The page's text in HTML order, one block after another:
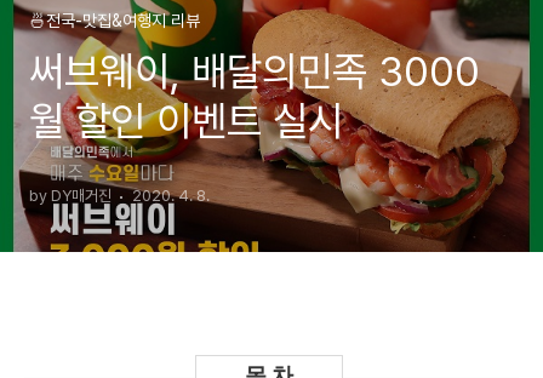
🍜전국-맛집&여행지 리뷰
써브웨이, 배달의민족 3000
월 할인 이벤트 실시
by DY매거진 2020. 4. 8.